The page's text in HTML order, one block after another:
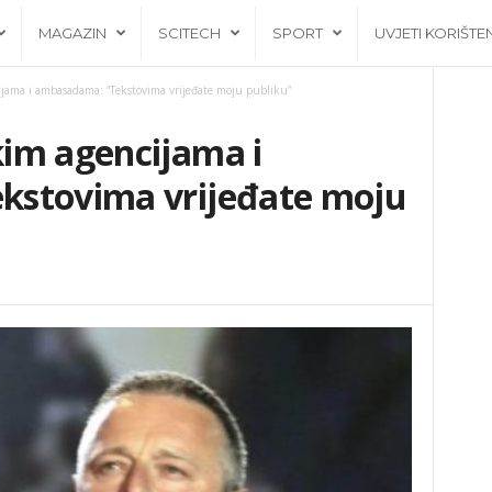
MAGAZIN SCITECH SPORT UVJETI
i ambasadama: “Tekstovima vrijeđate moju publiku”
agencijama i
vrijeđate moju